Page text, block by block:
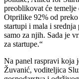
preoblikovat će
Otprilike 92% od
startupi i mala i
samo za njih. Sada je
za startupe.“
Na panel raspravi koja
Žuvanić, voditeljica